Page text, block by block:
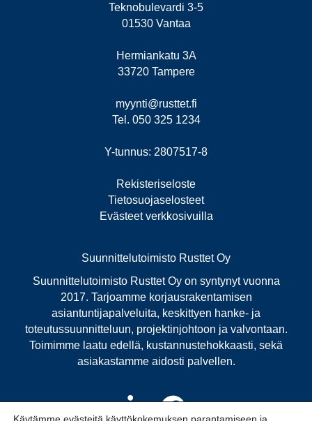
Teknobulevardi 3-5
01530 Vantaa
Hermiankatu 3A
33720 Tampere
myynti@rusttet.fi
Tel. 050 325 1234
Y-tunnus: 2807517-8
Rekisteriseloste
Tietosuojaselosteet
Evästeet verkkosivuilla
Suunnittelutoimisto Rusttet Oy
Suunnittelutoimisto Rusttet Oy on syntynyt vuonna
2017. Tarjoamme korjausrakentamisen
asiantuntijapalveluita, keskittyen hanke- ja
toteutussuunnitteluun, projektinjohtoon ja valvontaan.
Toimimme laatu edellä, kustannustehokkaasti, sekä
asiakastamme aidosti palvellen.